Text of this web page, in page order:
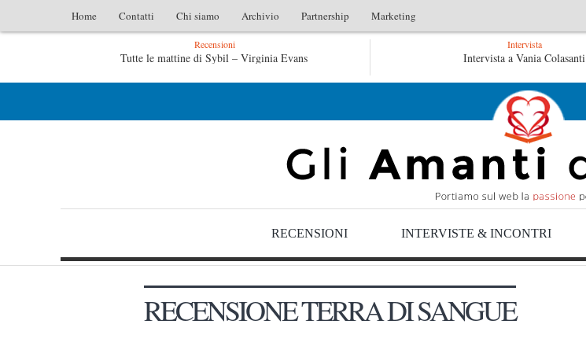
Home Contatti Chi siamo Archivio Partnership Marketing
Recensioni
Tutte le mattine di Sybil – Virginia Evans L’idraulico non verrà – Fruttero & Lucentini
L’idraulico non verrà – Fruttero & Lucentini
Intervista
Intervista a Vania Colasanti
RECENSIONI INTERVISTE & INCONTRI
RECENSIONE TERRA DI SANGUE